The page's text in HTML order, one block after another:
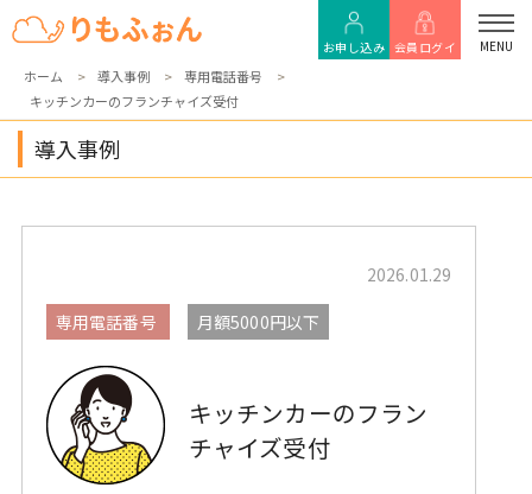
お申し込み 会員ログイ MENU
ホーム 導入事例
専用電話番号
キッチンカーのフランチャイズ受付
導入事例
2026.01.29
専用電話番号
月額5000円以下
キッチンカーのフラン
チャイズ受付